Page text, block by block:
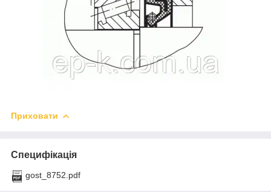
Приховати
Специфікація
gost_8752.pdf